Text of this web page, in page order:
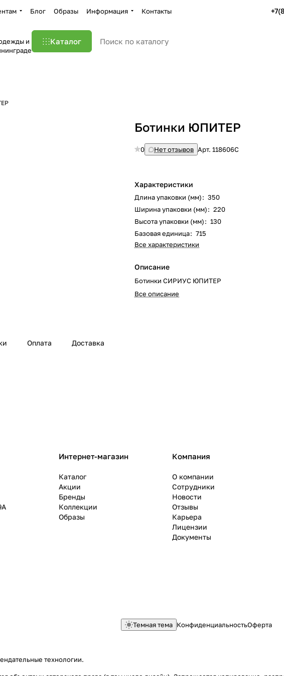
Блог Образы Информация Контакты
и
Каталог
Ботинки ЮПИТЕР
0 Нет отзывов Арт.118606С
Характеристики
Длина упаковки (мм): 350
Ширина упаковки (мм): 220
Высота упаковки (мм): 130
Базовая единица: 715
Все характеристики
Описание
Ботинки СИРИУС ЮПИТЕР
Все описание
Оплата Доставка
Интернет-магазин
Каталог
Акции
Бренды
Коллекции
Образы
Компания
О компании
Сотрудники
Новости
Отзывы
Карьера
Лицензии
Документы
Темная тема КонфиденциальностьОферта
технологии.